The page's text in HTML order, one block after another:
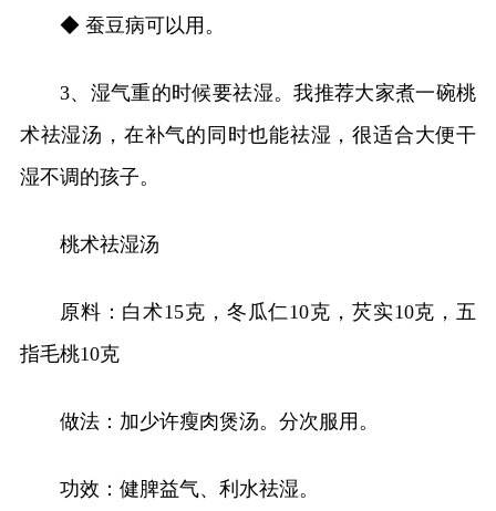
◆ 蚕豆病可以用。
3、湿气重的时候要祛湿。我推荐大家煮一碗桃
术祛湿汤，在补气的同时也能祛湿，很适合大便干
湿不调的孩子。
桃术祛湿汤
原料：白术15克，冬瓜仁10克，芡实10克，五
指毛桃10克
做法：加少许瘦肉煲汤。分次服用。
功效：健脾益气、利水祛湿。